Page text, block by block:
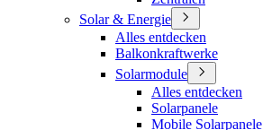
Solar & Energie
Alles entdecken
Balkonkraftwerke
Solarmodule
Alles entdecken
Solarpanele
Mobile Solarpanele